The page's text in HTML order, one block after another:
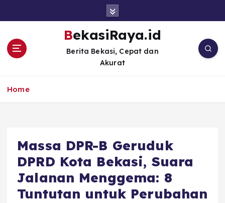
BekasiRaya.id
Berita Bekasi, Cepat dan
Akurat
Home
Massa DPR-B Geruduk
DPRD Kota Bekasi, Suara
Jalanan Menggema: 8
Tuntutan untuk Perubahan